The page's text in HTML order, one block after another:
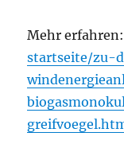
Mehr
startseite/zu-